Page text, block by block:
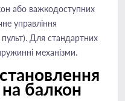
або важкодоступних
управління
Для стандартних
механізми.
балкон